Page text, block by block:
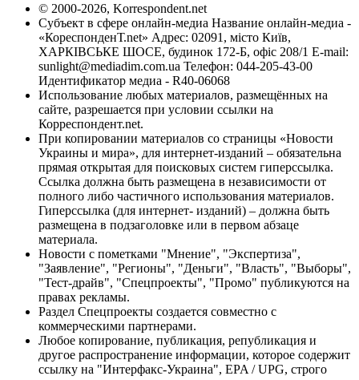
© 2000-2026, Korrespondent.net
Субъект в сфере онлайн-медиа Название онлайн-медиа -
«КореспонденТ.net» Адрес: 02091, місто Київ,
ХАРКІВСЬКЕ ШОСЕ, будинок 172-Б, офіс 208/1 E-mail:
sunlight@mediadim.com.ua Телефон: 044-205-43-00
Идентификатор медиа - R40-06068
Использование любых материалов, размещённых на
сайте, разрешается при условии ссылки на
Корреспондент.net.
При копировании материалов со страницы «Новости
Украины и мира», для интернет-изданий – обязательна
прямая открытая для поисковых систем гиперссылка.
Ссылка должна быть размещена в независимости от
полного либо частичного использования материалов.
Гиперссылка (для интернет- изданий) – должна быть
размещена в подзаголовке или в первом абзаце
материала.
Новости с пометками "Мнение", "Экспертиза",
"Заявление", "Регионы", "Деньги", "Власть", "Выборы",
"Тест-драйв", "Спецпроекты", "Промо" публикуются на
правах рекламы.
Раздел Спецпроекты создается совместно с
коммерческими партнерами.
Любое копирование, публикация, републикация и
другое распространение информации, которое содержит
ссылку на "Интерфакс-Украина", EPA / UPG, строго